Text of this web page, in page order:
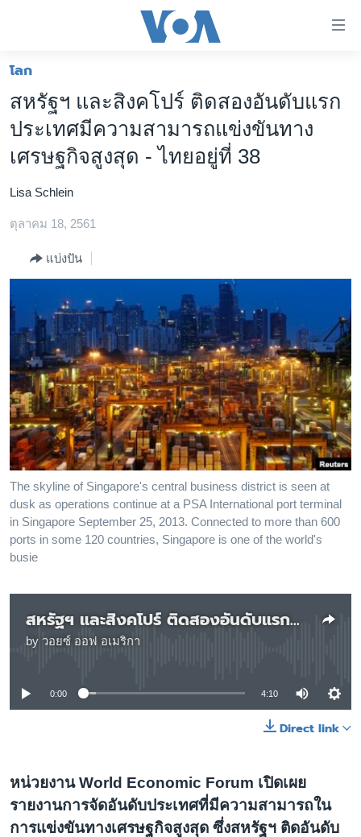
ต่อ
ไป
เนื้อหา
หลัก
ไป
หลัก
การ
ค้นหา
โลก
เอเชีย
สหรัฐฯ
ไทย
ธุรกิจ
วิทยาศาสตร์
ไลฟ์สไตล์
ตรวจสอบข่าว
เรียนรู้ภาษาอังกฤษ
พอดคาสต์
ติดตามเรา
เลือกภาษา
โลก
สหรัฐฯ และสิงคโปร์ ติดสองอันดับแรก
ประเทศมีความสามารถแข่งขันทาง
เศรษฐกิจสูงสุด - ไทยอยู่ที่ 38
Lisa Schlein
ตุลาคม 18, 2561
แบ่งปัน
The skyline of Singapore's central business district is seen at
dusk as operations continue at a PSA International port terminal
in Singapore September 25, 2013. Connected to more than 600
ports in some 120 countries, Singapore is one of the world's
busie
สหรัฐฯ และสิงคโปร์ ติดสองอันดับแรกประเทศที่มีความสามารถแข่งขันทางเศรษฐกิจสูงสุด
by วอยซ์ ออฟ อเมริกา
No media source currently available
0:00 4:10
Direct link
หน่วยงาน World Economic Forum เปิดเผย
รายงานการจัดอันดับประเทศที่มีความสามารถใน
การแข่งขันทางเศรษฐกิจสูงสุด ซึ่งสหรัฐฯ ติดอันดับ